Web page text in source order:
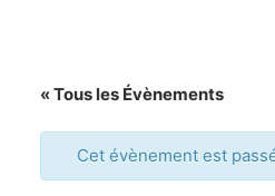
« Tous les Évènements
Cet évènement est